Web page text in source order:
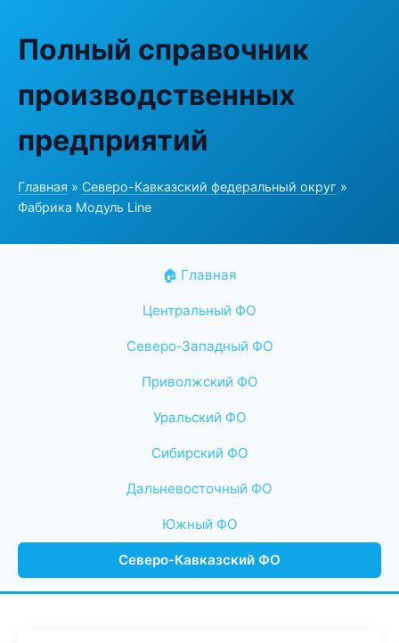
Полный справочник
производственных
предприятий
Главная » Северо-Кавказский федеральный округ »
Фабрика Модуль Line
🏠 Главная
Центральный ФО
Северо-Западный ФО
Приволжский ФО
Уральский ФО
Сибирский ФО
Дальневосточный ФО
Южный ФО
Северо-Кавказский ФО